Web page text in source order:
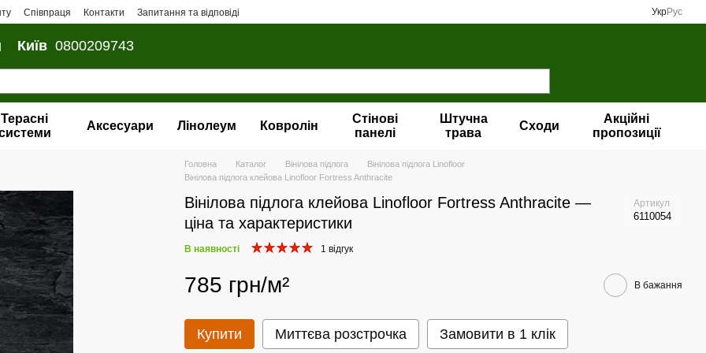
Співпраця Контакти Запитання та відповіді УкрРус
Київ 0800209743
Терасні
Аксесуари Лінолеум Ковролін
Стінові
панелі
Штучна
трава
Сходи
Акційні
пропозиції
Головна Каталог Вінілова пiдлога
Вінілова пiдлога Linofloor
Вінілова підлога клейова Linofloor Fortress Anthracite
Вінілова підлога клейова Linofloor Fortress Anthracite —
ціна та характеристики
Артикул
6110054
В наявності 1 відгук
785 грн/м² В бажання
Купити Миттєва розстрочка Замовити в 1 клік